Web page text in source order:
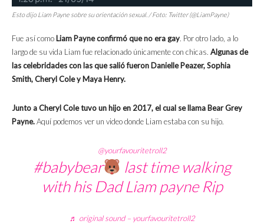
Esto dijo Liam Payne sobre su orientación sexual. / Foto: Twitter (@LiamPayne)
Fue así como Liam Payne confirmó que no era gay. Por otro lado, a lo
largo de su vida Liam fue relacionado únicamente con chicas. Algunas de
las celebridades con las que salió fueron Danielle Peazer, Sophia
Smith, Cheryl Cole y Maya Henry.
Junto a Cheryl Cole tuvo un hijo en 2017, el cual se llama Bear Grey
Payne.Aquí podemos ver un video donde Liam estaba con su hijo.
@yourfavouritetroll2
#babybear
last time walking
with his Dad Liam payne Rip
♬ original sound – yourfavouritetroll2